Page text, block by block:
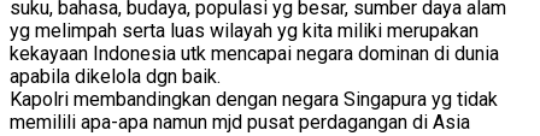
suku, bahasa, budaya, populasi yg besar, sumber daya alam
yg melimpah serta luas wilayah yg kita miliki merupakan
kekayaan Indonesia utk mencapai negara dominan di dunia
apabila dikelola dgn baik.
Kapolri membandingkan dengan negara Singapura yg tidak
memilili apa-apa namun mjd pusat perdagangan di Asia